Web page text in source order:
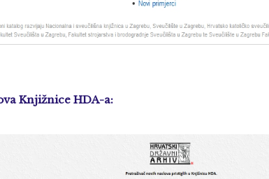
Knjižnice HDA-a: